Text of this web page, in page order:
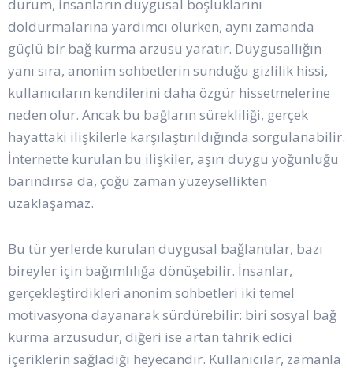
durum, insanların duygusal boşluklarını
doldurmalarına yardımcı olurken, aynı zamanda
güçlü bir bağ kurma arzusu yaratır. Duygusallığın
yanı sıra, anonim sohbetlerin sunduğu gizlilik hissi,
kullanıcıların kendilerini daha özgür hissetmelerine
neden olur. Ancak bu bağların sürekliliği, gerçek
hayattaki ilişkilerle karşılaştırıldığında sorgulanabilir.
İnternette kurulan bu ilişkiler, aşırı duygu yoğunluğu
barındırsa da, çoğu zaman yüzeysellikten
uzaklaşamaz.
Bu tür yerlerde kurulan duygusal bağlantılar, bazı
bireyler için bağımlılığa dönüşebilir. İnsanlar,
gerçekleştirdikleri anonim sohbetleri iki temel
motivasyona dayanarak sürdürebilir: biri sosyal bağ
kurma arzusudur, diğeri ise artan tahrik edici
içeriklerin sağladığı heyecandır. Kullanıcılar, zamanla